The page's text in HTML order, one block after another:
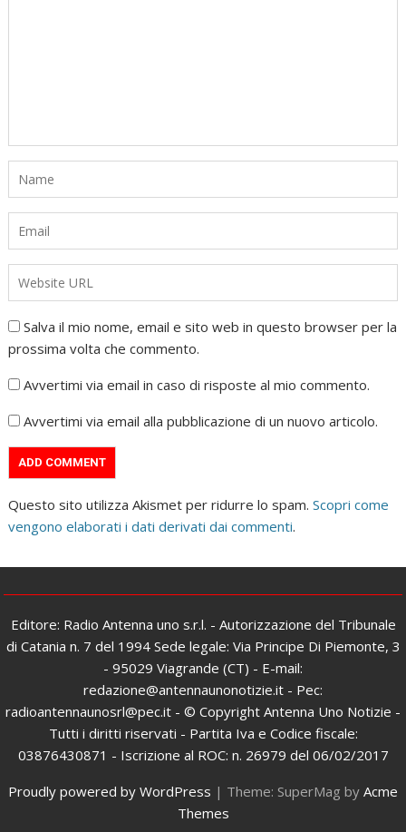
Salva il mio nome, email e sito web in questo browser per la
prossima volta che commento.
Avvertimi via email in caso di risposte al mio commento.
Avvertimi via email alla pubblicazione di un nuovo articolo.
Questo sito utilizza Akismet per ridurre lo spam.Scopri come
vengono elaborati i dati derivati dai commenti.
Editore: Radio Antenna uno s.r.l. - Autorizzazione del Tribunale
di Catania n. 7 del 1994 Sede legale: Via Principe Di Piemonte, 3
- 95029 Viagrande (CT) - E-mail:
redazione@antennaunonotizie.it - Pec:
radioantennaunosrl@pec.it - © Copyright Antenna Uno Notizie -
Tutti i diritti riservati - Partita Iva e Codice fiscale:
03876430871 - Iscrizione al ROC: n. 26979 del 06/02/2017
Proudly powered by WordPress | Theme: SuperMag by Acme
Themes